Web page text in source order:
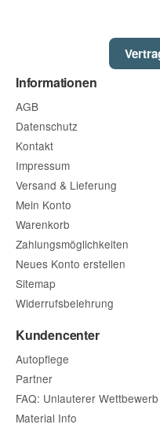
Informationen
AGB
Datenschutz
Kontakt
Impressum
Versand & Lieferung
Mein Konto
Warenkorb
Zahlungsmöglichkeiten
Neues Konto erstellen
Sitemap
Widerrufsbelehrung
Kundencenter
Autopflege
Partner
FAQ: Unlauterer
Material Info